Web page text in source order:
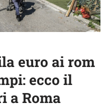
euro ai rom
ecco il
a Roma